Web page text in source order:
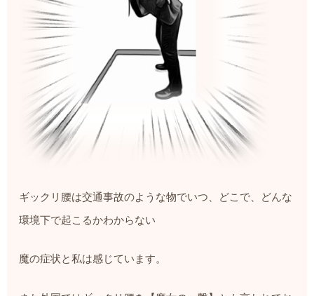
ギックリ腰は交通事故のような物でいつ、どこで、どんな
環境下で起こるかわからない
魔の症状と私は感じています。